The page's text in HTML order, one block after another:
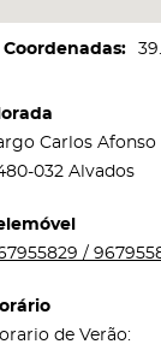
Coordenadas
Carlos Afonso
032 Alvados
/
de Verão: